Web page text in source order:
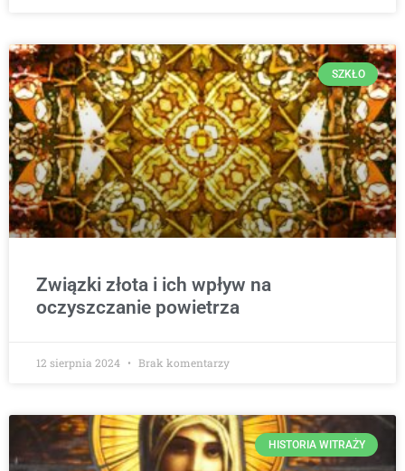
SZKŁO
Związki złota i ich wpływ na
oczyszczanie powietrza
12 sierpnia 2024 Brak komentarzy
HISTORIA WITRAŻY